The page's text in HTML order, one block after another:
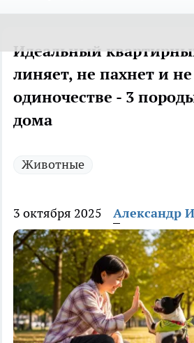
Идеальный
линяет, не пахнет и не
одиночестве - 3
дома
Животные
3 октября 2025 Александр